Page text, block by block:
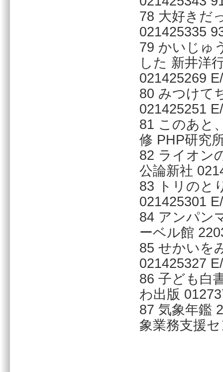
78 大好きだ
021425335
79 かいじゅ
した 新井洋
021425269
80 みつけて
021425251
81 このあと
修 PHP研究
82 ライオン
公論新社
83 トリのと
021425301
84 アンパン
ーベル館
85 せかいを
021425327
86 子ども白
わ出版
87 気象年鑑
象業務支援